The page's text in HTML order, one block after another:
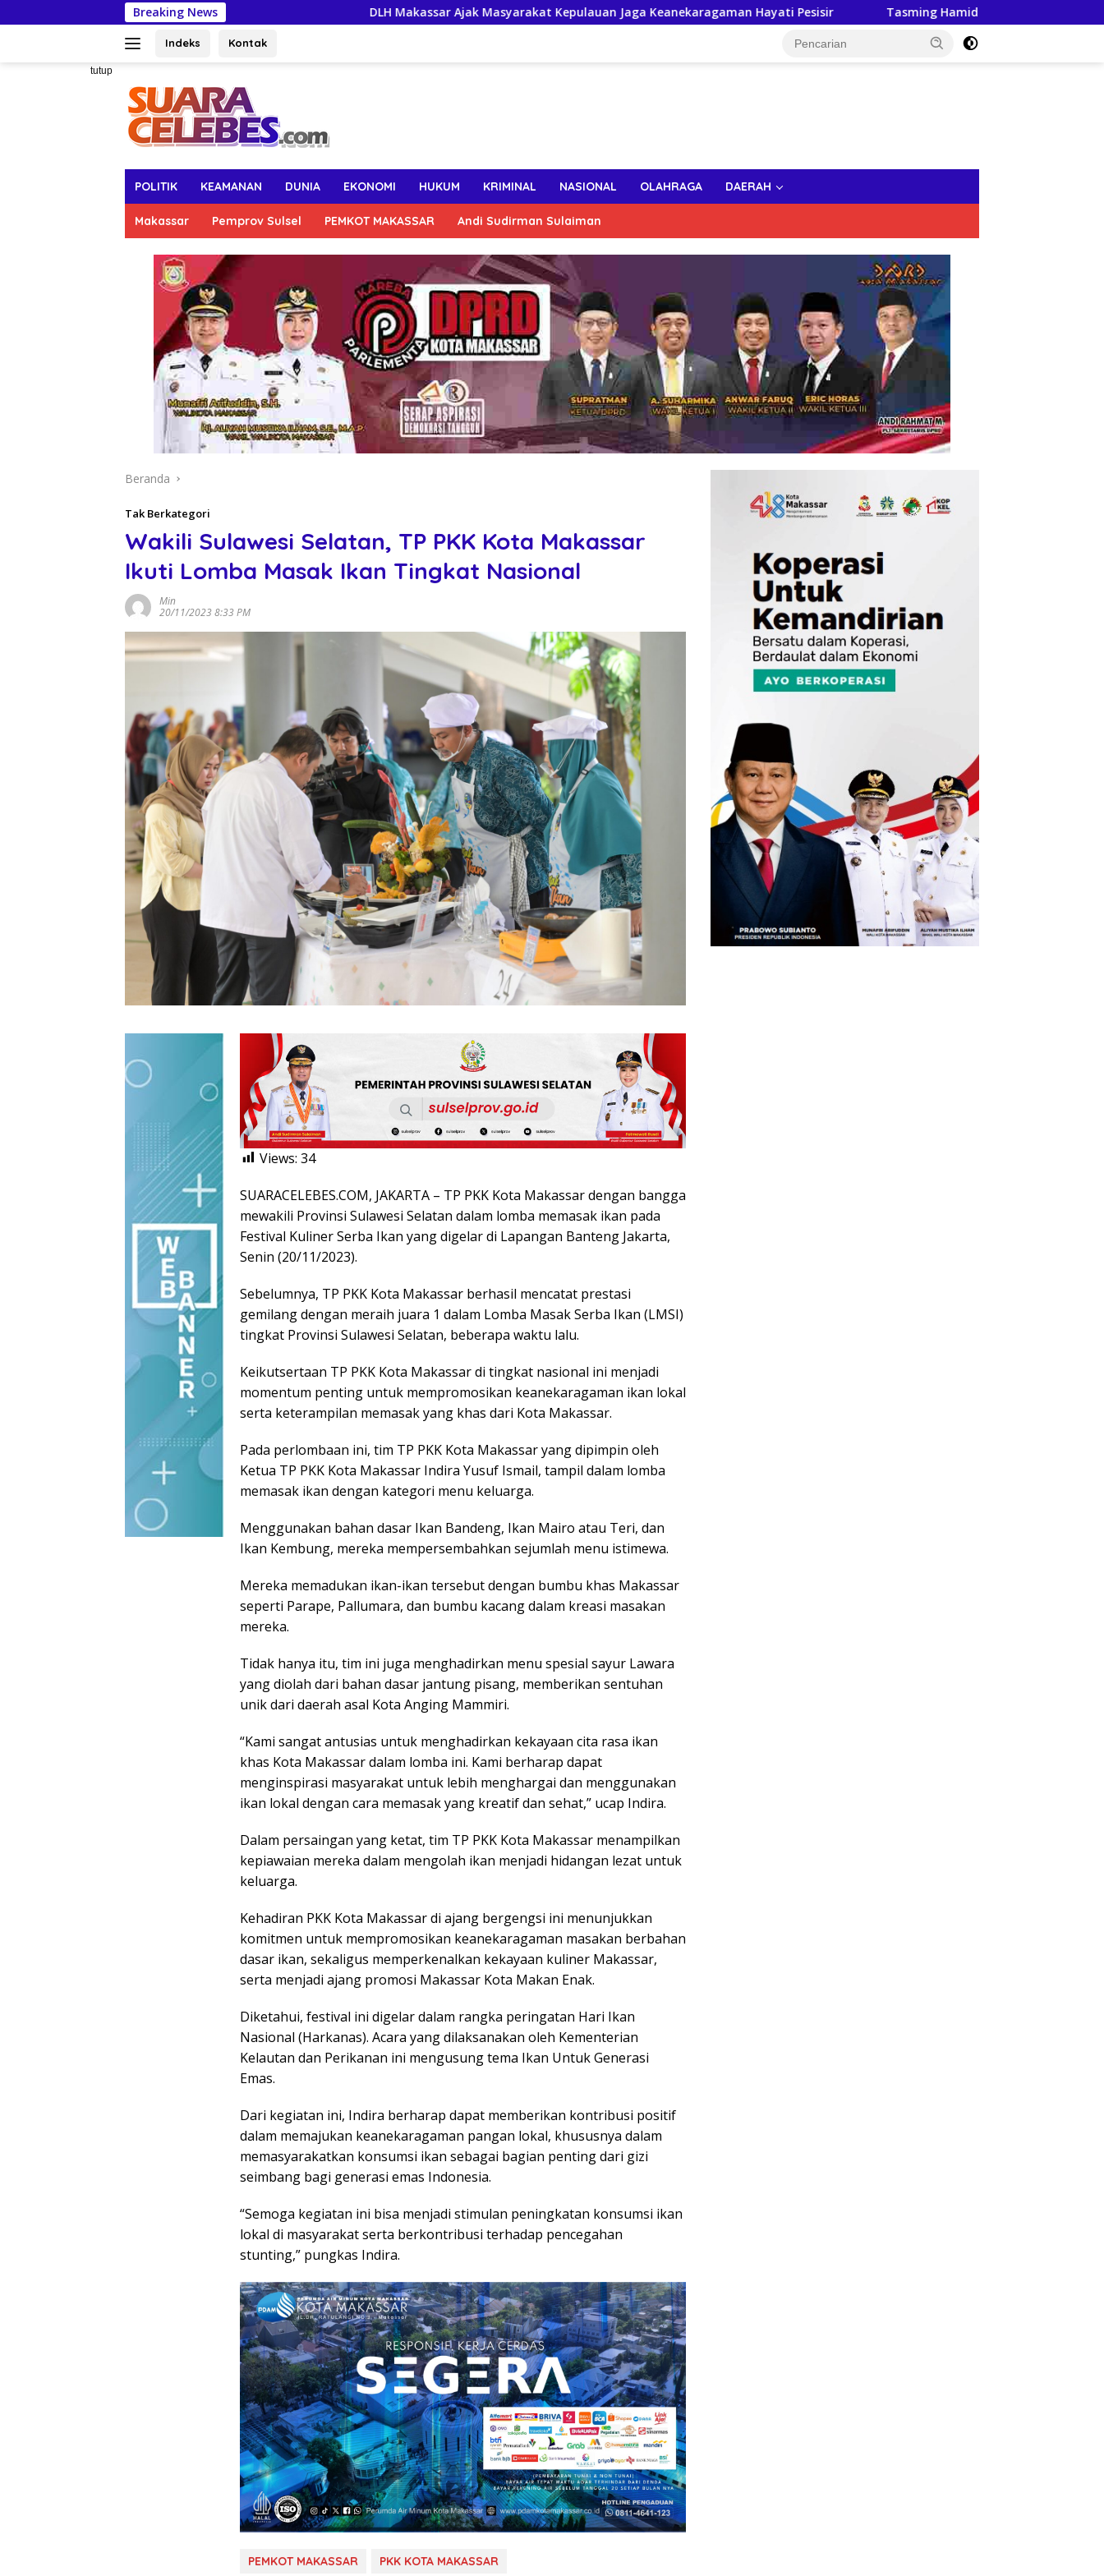
ke
Breaking News DLH Makassar Ajak Masyarakat Kepulauan Jaga Keanekaragaman Hayati Pesisir Tasming Hamid Dorong Peningkatan Literasi Keuangan
Indeks Kontak
tutup
POLITIK KEAMANAN DUNIA EKONOMI HUKUM KRIMINAL NASIONAL OLAHRAGA DAERAH
Makassar Pemprov Sulsel PEMKOT MAKASSAR Andi Sudirman Sulaiman
Beranda
Tak Berkategori
Wakili Sulawesi Selatan, TP PKK Kota Makassar
Ikuti Lomba Masak Ikan Tingkat Nasional
Min
20/11/2023 8:33 PM
Views: 34
SUARACELEBES.COM, JAKARTA – TP PKK Kota Makassar dengan bangga
mewakili Provinsi Sulawesi Selatan dalam lomba memasak ikan pada
Festival Kuliner Serba Ikan yang digelar di Lapangan Banteng Jakarta,
Senin (20/11/2023).
Sebelumnya, TP PKK Kota Makassar berhasil mencatat prestasi
gemilang dengan meraih juara 1 dalam Lomba Masak Serba Ikan (LMSI)
tingkat Provinsi Sulawesi Selatan, beberapa waktu lalu.
Keikutsertaan TP PKK Kota Makassar di tingkat nasional ini menjadi
momentum penting untuk mempromosikan keanekaragaman ikan lokal
serta keterampilan memasak yang khas dari Kota Makassar.
Pada perlombaan ini, tim TP PKK Kota Makassar yang dipimpin oleh
Ketua TP PKK Kota Makassar Indira Yusuf Ismail, tampil dalam lomba
memasak ikan dengan kategori menu keluarga.
Menggunakan bahan dasar Ikan Bandeng, Ikan Mairo atau Teri, dan
Ikan Kembung, mereka mempersembahkan sejumlah menu istimewa.
Mereka memadukan ikan-ikan tersebut dengan bumbu khas Makassar
seperti Parape, Pallumara, dan bumbu kacang dalam kreasi masakan
mereka.
Tidak hanya itu, tim ini juga menghadirkan menu spesial sayur Lawara
yang diolah dari bahan dasar jantung pisang, memberikan sentuhan
unik dari daerah asal Kota Anging Mammiri.
“Kami sangat antusias untuk menghadirkan kekayaan cita rasa ikan
khas Kota Makassar dalam lomba ini. Kami berharap dapat
menginspirasi masyarakat untuk lebih menghargai dan menggunakan
ikan lokal dengan cara memasak yang kreatif dan sehat,” ucap Indira.
Dalam persaingan yang ketat, tim TP PKK Kota Makassar menampilkan
kepiawaian mereka dalam mengolah ikan menjadi hidangan lezat untuk
keluarga.
Kehadiran PKK Kota Makassar di ajang bergengsi ini menunjukkan
komitmen untuk mempromosikan keanekaragaman masakan berbahan
dasar ikan, sekaligus memperkenalkan kekayaan kuliner Makassar,
serta menjadi ajang promosi Makassar Kota Makan Enak.
Diketahui, festival ini digelar dalam rangka peringatan Hari Ikan
Nasional (Harkanas). Acara yang dilaksanakan oleh Kementerian
Kelautan dan Perikanan ini mengusung tema Ikan Untuk Generasi
Emas.
Dari kegiatan ini, Indira berharap dapat memberikan kontribusi positif
dalam memajukan keanekaragaman pangan lokal, khususnya dalam
memasyarakatkan konsumsi ikan sebagai bagian penting dari gizi
seimbang bagi generasi emas Indonesia.
“Semoga kegiatan ini bisa menjadi stimulan peningkatan konsumsi ikan
lokal di masyarakat serta berkontribusi terhadap pencegahan
stunting,” pungkas Indira.
PEMKOT MAKASSAR PKK KOTA MAKASSAR